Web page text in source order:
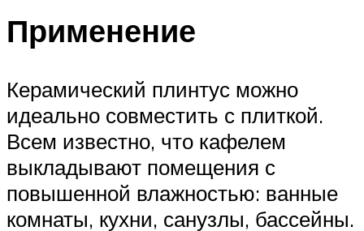
Применение
Керамический плинтус можно
идеально совместить с плиткой.
Всем известно, что кафелем
выкладывают помещения с
повышенной влажностью: ванные
комнаты, кухни, санузлы, бассейны.